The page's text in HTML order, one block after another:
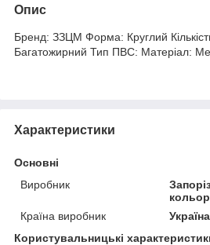
Опис
Бренд: ЗЗЦМ Форма: Круглий
Багатожирний Тип ПВС: Матеріал:
Характеристики
Основні
Виробник
Країна виробник
Україна
Користувальницькі